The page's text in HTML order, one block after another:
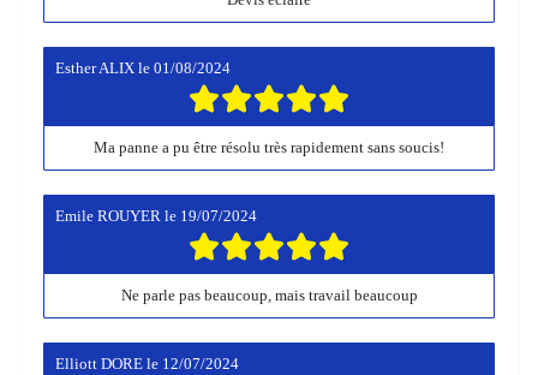
Esther ALIX le 01/08/2024
Ma panne a pu être résolu très rapidement sans soucis!
Emile ROUYER le 19/07/2024
Ne parle pas beaucoup, mais travail beaucoup
Elliott DORE le 12/07/2024